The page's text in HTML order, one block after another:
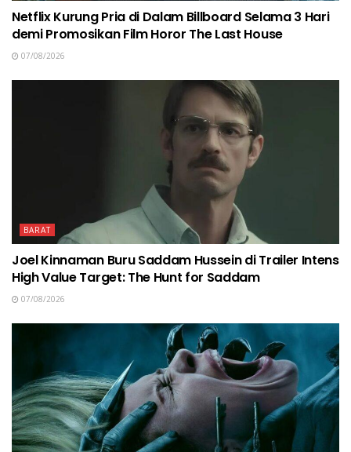
Netflix Kurung Pria di Dalam Billboard Selama 3 Hari
demi Promosikan Film Horor The Last House
07/08/2026
BARAT
Joel Kinnaman Buru Saddam Hussein di Trailer Intens
High Value Target: The Hunt for Saddam
07/08/2026